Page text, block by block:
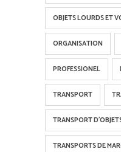
OBJETS LOURDS ET
ORGANISATION
PROFESSIONEL
TRANSPORT
TRANSPORT
TRANSPORTS DE